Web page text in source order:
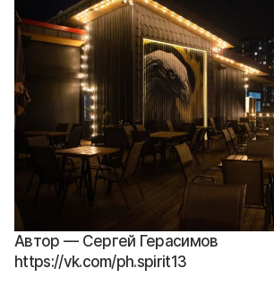
Автор — Сергей Герасимов
https://vk.com/ph.spirit13